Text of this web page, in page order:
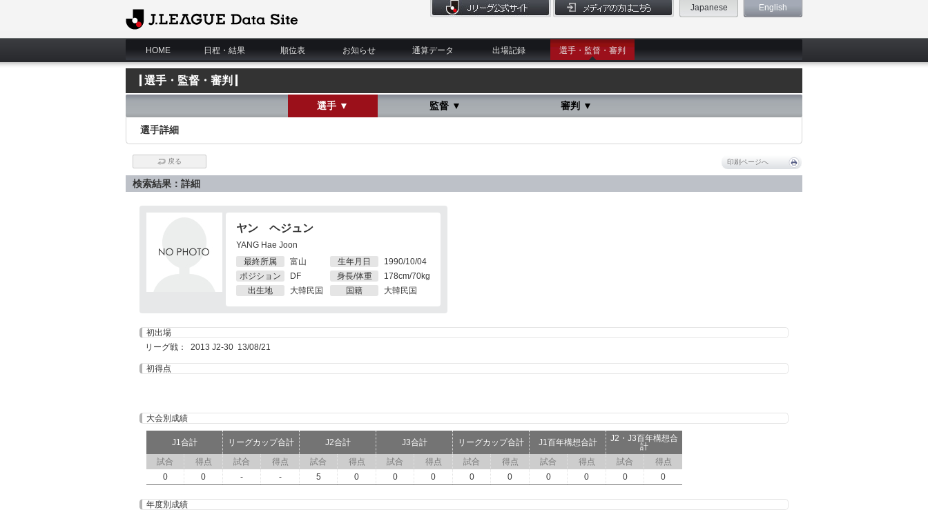
J.League Data Site
Japanese English
HOME 日程・結果 順位表 お知らせ 通算データ 出場記録 選手・監督・審判
選手・監督・審判
選手 ▼ 監督 ▼ 審判 ▼
選手詳細
戻る 印刷ページへ
検索結果：詳細
ヤン ヘジュン
YANG Hae Joon
最終所属
富山
ポジション
DF
出生地
大韓民国
生年月日
1990/10/04
身長/体重
178cm/70kg
国籍
大韓民国
初出場
リーグ戦： 2013 J2-30 13/08/21
初得点
大会別成績
J1合計 リーグカップ合計 J2合計 J3合計 リーグカップ合計 J1百年構想合計
J2・J3百年構想合
計
試合
得点 試合 得点 試合 得点 試合 得点 試合 得点 試合 得点 試合
得点
0
0 - - 5 0 0 0 0 0 0 0 0 0
年度別成績